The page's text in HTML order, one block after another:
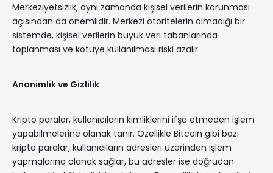
Merkeziyetsizlik, aynı zamanda kişisel verilerin korunması
açısından da önemlidir. Merkezi otoritelerin olmadığı bir
sistemde, kişisel verilerin büyük veri tabanlarında
toplanması ve kötüye kullanılması riski azalır.
Anonimlik ve Gizlilik
Kripto paralar, kullanıcıların kimliklerini ifşa etmeden işlem
yapabilmelerine olanak tanır. Özellikle Bitcoin gibi bazı
kripto paralar, kullanıcıların adresleri üzerinden işlem
yapmalarına olanak sağlar, bu adresler ise doğrudan